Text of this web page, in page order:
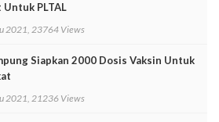
PLTAL
2021, 23764 Views
Siapkan 2000 Dosis Vaksin Untuk
2021, 21236 Views